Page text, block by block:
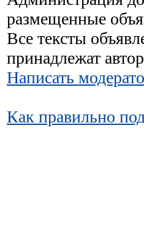
размещенные
Все тексты
принадлежат
Написать
Как правильно